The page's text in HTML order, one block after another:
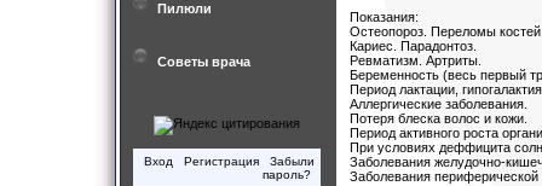
Пилюли
Советы врача
Вход Регистрация
Забыли
пароль?
Показания:
Остеопороз. Переломы
Кариес. Парадонтоз.
Ревматизм. Артриты.
Беременность (весь первый
Период лактации,
Аллергические заболевания.
Потеря блеска волос и кожи.
Период активного роста
При условиях деффицита
Заболевания желудочно-
Заболевания